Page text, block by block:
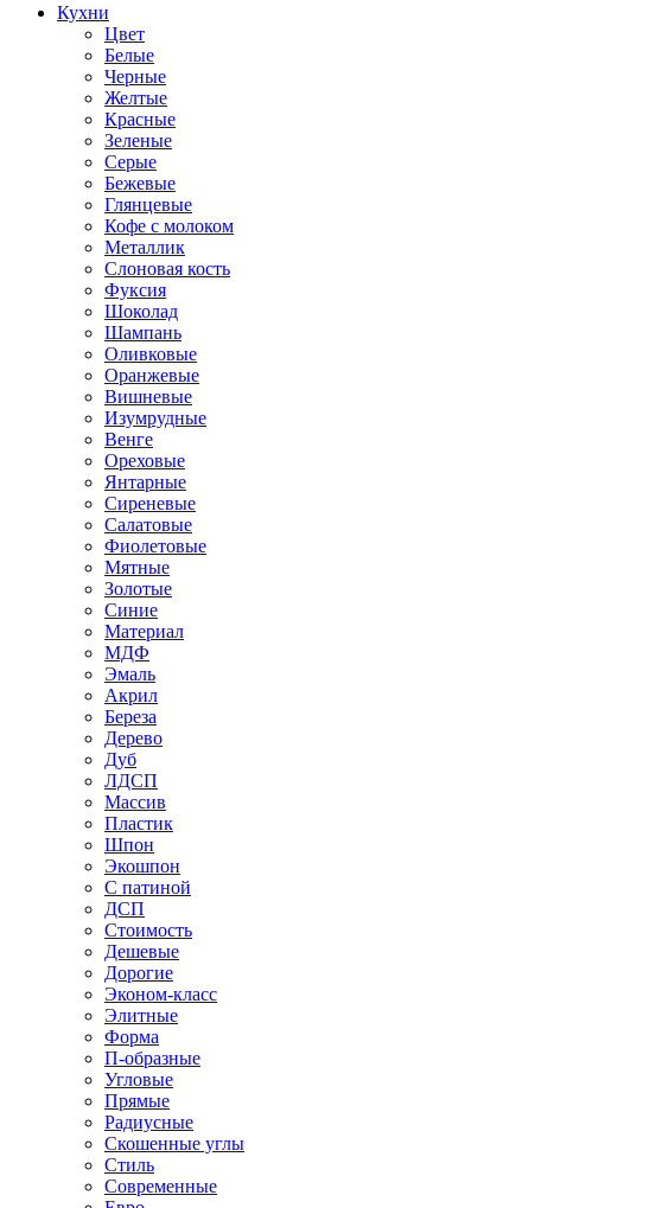
Кухни
Цвет
Белые
Черные
Желтые
Красные
Зеленые
Серые
Бежевые
Глянцевые
Кофе с молоком
Металлик
Слоновая кость
Фуксия
Шоколад
Шампань
Оливковые
Оранжевые
Вишневые
Изумрудные
Венге
Ореховые
Янтарные
Сиреневые
Салатовые
Фиолетовые
Мятные
Золотые
Синие
Материал
МДФ
Эмаль
Акрил
Береза
Дерево
Дуб
ЛДСП
Массив
Пластик
Шпон
Экошпон
С патиной
ДСП
Стоимость
Дешевые
Дорогие
Эконом-класс
Элитные
Форма
П-образные
Угловые
Прямые
Радиусные
Скошенные углы
Стиль
Современные